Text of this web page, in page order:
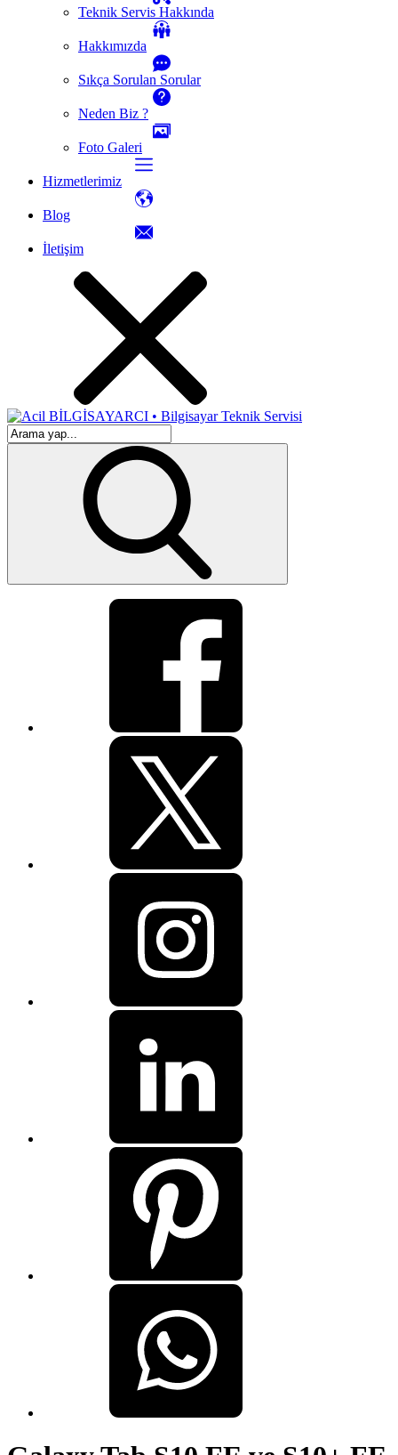
Teknik Servis Hakkında
Hakkımızda
Sıkça Sorulan Sorular
Neden Biz ?
Foto Galeri
Hizmetlerimiz
Blog
İletişim